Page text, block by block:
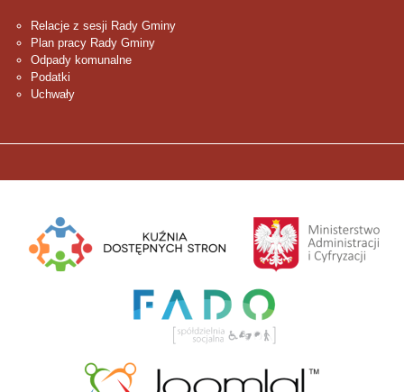
Relacje z sesji Rady Gminy
Plan pracy Rady Gminy
Odpady komunalne
Podatki
Uchwały